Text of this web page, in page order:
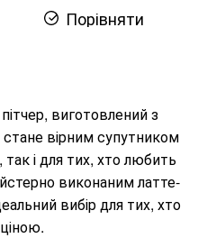
Порівняти
виготовлений з
стане вірним супутником
і для тих, хто любить
виконаним латте-
вибір для тих, хто